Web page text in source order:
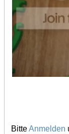
BitteAnmelden